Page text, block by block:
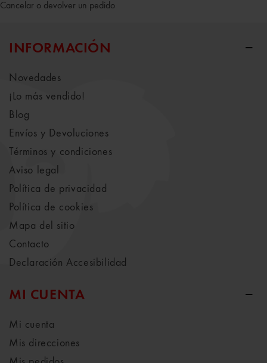
Cancelar o devolver un pedido
INFORMACIÓN
Novedades
¡Lo más vendido!
Blog
Envíos y Devoluciones
Términos y condiciones
Aviso legal
Política de privacidad
Política de cookies
Mapa del sitio
Contacto
Declaración Accesibilidad
MI CUENTA
Mi cuenta
Mis direcciones